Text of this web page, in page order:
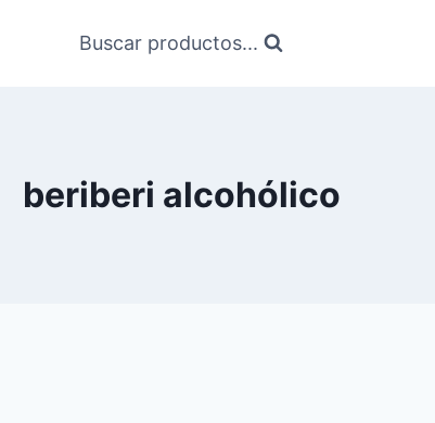
Buscar productos...
beriberi alcohólico